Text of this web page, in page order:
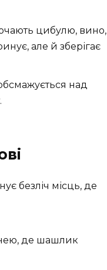
цибулю, вино,
але й зберігає
над
безліч місць, де
де шашлик